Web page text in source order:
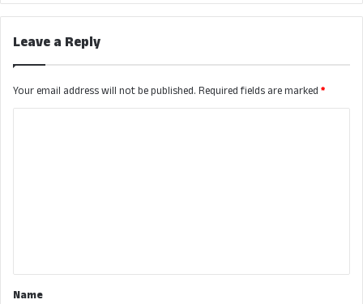
Leave a Reply
Your email address will not be published. Required fields are marked *
*Name